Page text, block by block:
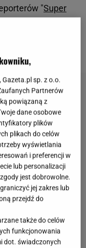
"Super
oboje
Gazeta.pl sp. z o.o.
Partnerów
powiązaną z
dane osobowe
plików
plikach do celów
wyświetlania
i preferencji w
lub personalizacji
jest dobrowolne.
jej zakres lub
przejdź do
także do celów
funkcjonowania
dot. świadczonych